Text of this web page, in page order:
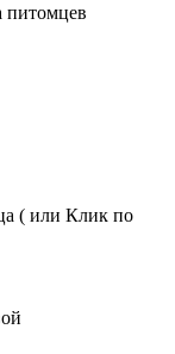
питомцев
( или Клик по